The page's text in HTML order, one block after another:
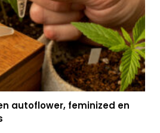
autoflower, feminized en